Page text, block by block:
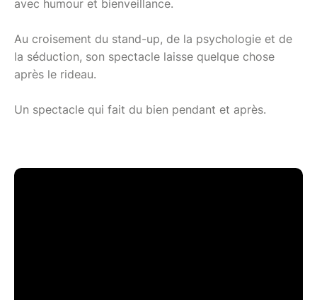
avec humour et bienveillance.
Au croisement du stand-up, de la psychologie et de
la séduction, son spectacle laisse quelque chose
après le rideau.
Un spectacle qui fait du bien pendant et après.